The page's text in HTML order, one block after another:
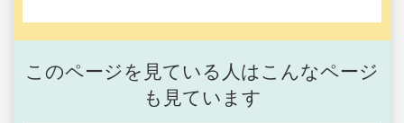
このページを見ている人はこんなページ
も見ています